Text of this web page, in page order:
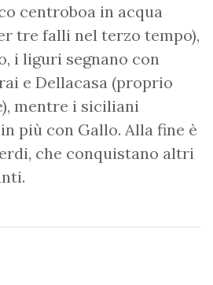
centroboa in acqua
tre falli nel terzo tempo),
i liguri segnano con
e Dellacasa (proprio
mentre i siciliani
più con Gallo. Alla fine è
che conquistano altri